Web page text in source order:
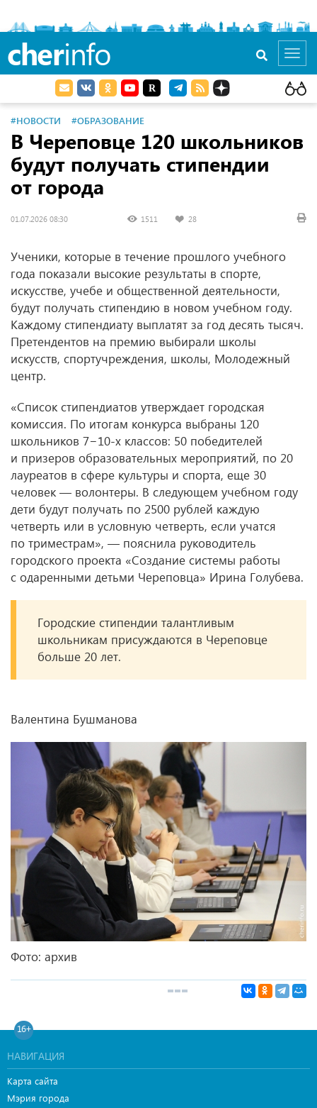
cherinfo
#НОВОСТИ #ОБРАЗОВАНИЕ
В Череповце 120 школьников
будут получать стипендии
от города
01.07.2026 08:30 1511 28
Ученики, которые в течение прошлого учебного
года показали высокие результаты в спорте,
искусстве, учебе и общественной деятельности,
будут получать стипендию в новом учебном году.
Каждому стипендиату выплатят за год десять тысяч.
Претендентов на премию выбирали школы
искусств, спортучреждения, школы, Молодежный
центр.
«Список стипендиатов утверждает городская
комиссия. По итогам конкурса выбраны 120
школьников 7−10-х классов: 50 победителей
и призеров образовательных мероприятий, по 20
лауреатов в сфере культуры и спорта, еще 30
человек — волонтеры. В следующем учебном году
дети будут получать по 2500 рублей каждую
четверть или в условную четверть, если учатся
по триместрам», — пояснила руководитель
городского проекта «Создание системы работы
с одаренными детьми Череповца» Ирина Голубева.
Городские стипендии талантливым
школьникам присуждаются в Череповце
больше 20 лет.
Валентина Бушманова
Фото: архив
16+
НАВИГАЦИЯ
Карта сайта
Мэрия города